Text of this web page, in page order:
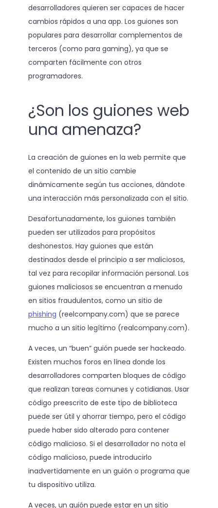
desarrolladores quieren ser capaces de hacer
cambios rápidos a una app. Los guiones son
populares para desarrollar complementos de
terceros (como para gaming), ya que se
comparten fácilmente con otros
programadores.
¿Son los guiones web
una amenaza?
La creación de guiones en la web permite que
el contenido de un sitio cambie
dinámicamente según tus acciones, dándote
una interacción más personalizada con el sitio.
Desafortunadamente, los guiones también
pueden ser utilizados para propósitos
deshonestos. Hay guiones que están
destinados desde el principio a ser maliciosos,
tal vez para recopilar información personal. Los
guiones maliciosos se encuentran a menudo
en sitios fraudulentos, como un sitio de
phishing (reelcompany.com) que se parece
mucho a un sitio legítimo (realcompany.com).
A veces, un “buen” guión puede ser hackeado.
Existen muchos foros en línea donde los
desarrolladores comparten bloques de código
que realizan tareas comunes y cotidianas. Usar
código preescrito de este tipo de biblioteca
puede ser útil y ahorrar tiempo, pero el código
puede haber sido alterado para contener
código malicioso. Si el desarrollador no nota el
código malicioso, puede introducirlo
inadvertidamente en un guión o programa que
tu dispositivo utiliza.
A veces, un guión puede estar en un sitio